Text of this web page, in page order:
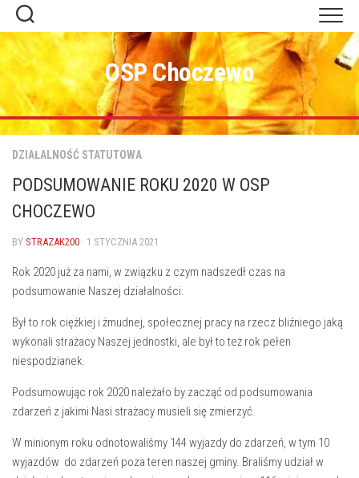
Skip
content
OSP Choczewo
DZIAŁALNOŚĆ STATUTOWA
PODSUMOWANIE ROKU 2020 W OSP
CHOCZEWO
BY STRAZAK200 · 1 STYCZNIA 2021
Rok 2020 już za nami, w związku z czym nadszedł czas na
podsumowanie Naszej działalności.
Był to rok ciężkiej i żmudnej, społecznej pracy na rzecz bliźniego jaką
wykonali strażacy Naszej jednostki, ale był to też rok pełen
niespodzianek.
Podsumowując rok 2020 należało by zacząć od podsumowania
zdarzeń z jakimi Nasi strażacy musieli się zmierzyć.
W minionym roku odnotowaliśmy 144 wyjazdy do zdarzeń, w tym 10
wyjazdów do zdarzeń poza teren naszej gminy. Braliśmy udział w